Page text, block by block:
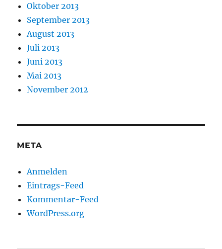
Oktober 2013
September 2013
August 2013
Juli 2013
Juni 2013
Mai 2013
November 2012
META
Anmelden
Eintrags-Feed
Kommentar-Feed
WordPress.org